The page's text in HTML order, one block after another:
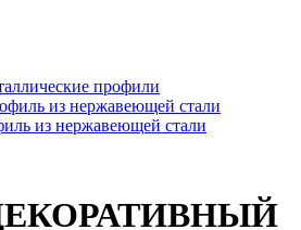
профили
из нержавеющей стали
из нержавеющей стали